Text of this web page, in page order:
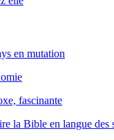
en mutation
fascinante
la Bible en langue des